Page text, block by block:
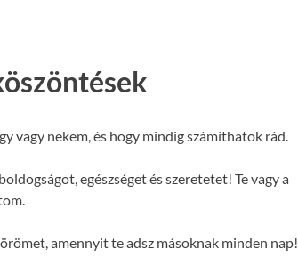
vagy nekem, és hogy mindig számíthatok rád.
egészséget és szeretetet! Te vagy a
amennyit te adsz másoknak minden nap!